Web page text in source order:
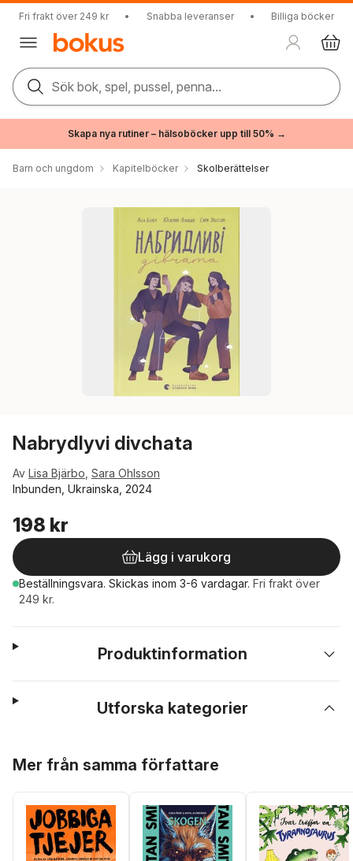
Fri frakt över 249 kr • Snabba leveranser • Billiga böcker
Sök bok, spel, pussel, penna...
Skapa nya rutiner – hälsoböcker upp till 50% →
Barn och ungdom Kapitelböcker Skolberättelser
Nabrydlyvi divchata
Av Lisa Bjärbo Sara Ohlsson
Inbunden, Ukrainska, 2024
198 kr
Lägg i varukorg
Beställningsvara. Skickas inom 3-6 vardagar. Fri frakt över
249 kr.
Produktinformation
Utforska kategorier
Mer från samma författare